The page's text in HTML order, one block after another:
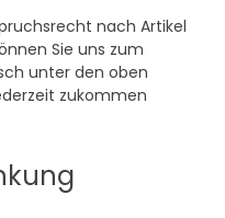
nach Artikel
Sie uns zum
unter den oben
zukommen